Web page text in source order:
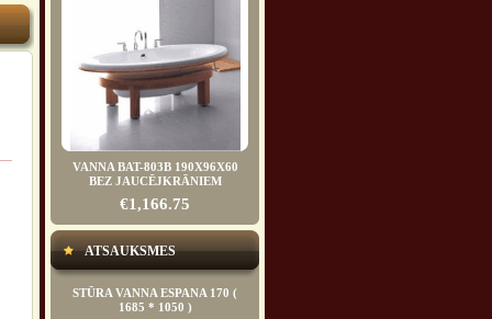
VANNA BAT-803B 190X96X60
BEZ JAUCĒJKRĀNIEM
€1,166.75
ATSAUKSMES
STŪRA VANNA ESPANA 170 (
1685 * 1050 )